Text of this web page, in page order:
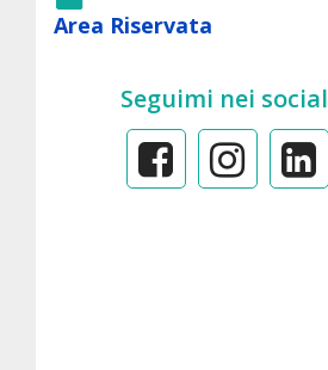
Area Riservata
Seguimi nei social